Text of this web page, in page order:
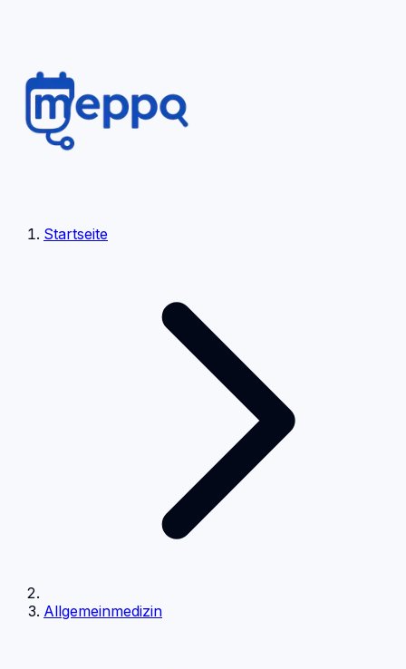
Startseite
Allgemeinmedizin